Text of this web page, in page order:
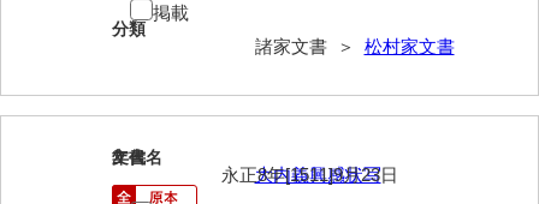
今井家文書
岩崎家文書（秋芳町）
分類
諸家文書 ＞ 松村家文書
掲載
2
文書名
大内義興感状写
年代
永正8年[1511]9月23日